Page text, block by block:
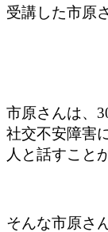
受講した市原
市原さんは、
社交不安障害
人と話すこと
そんな市原さ